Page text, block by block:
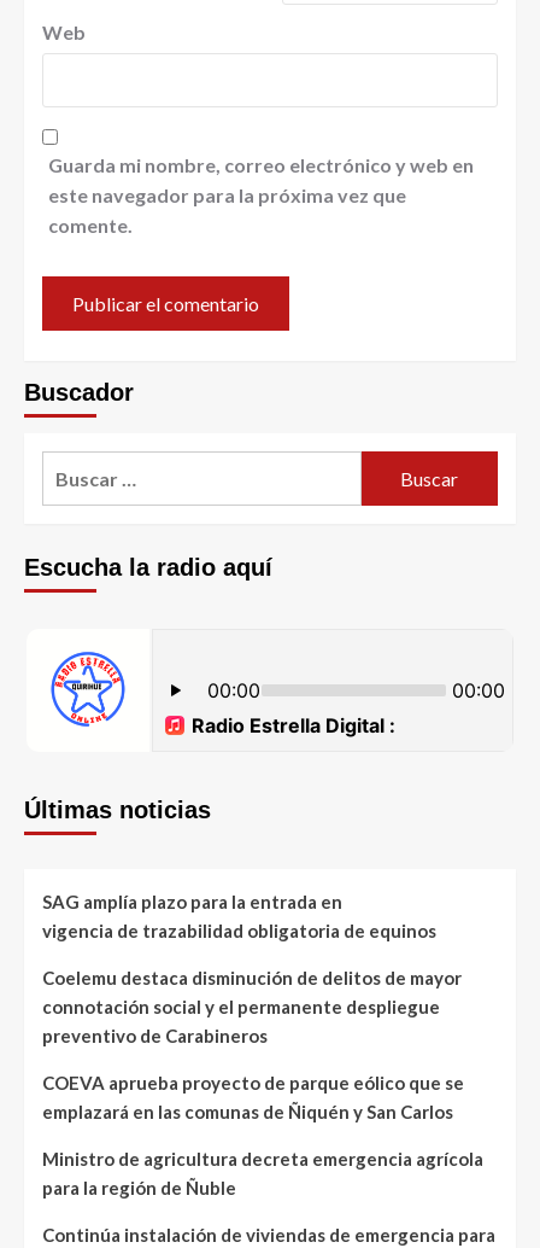
Web
Guarda mi nombre, correo electrónico y web en
este navegador para la próxima vez que
comente.
Buscador
Escucha la radio aquí
Últimas noticias
SAG amplía plazo para la entrada en
vigencia de trazabilidad obligatoria de equinos
Coelemu destaca disminución de delitos de mayor
connotación social y el permanente despliegue
preventivo de Carabineros
COEVA aprueba proyecto de parque eólico que se
emplazará en las comunas de Ñiquén y San Carlos
Ministro de agricultura decreta emergencia agrícola
para la región de Ñuble
Continúa instalación de viviendas de emergencia para